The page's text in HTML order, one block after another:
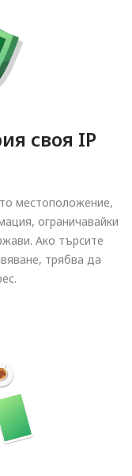
своя IP
местоположение,
ограничавайки
Ако търсите
трябва да